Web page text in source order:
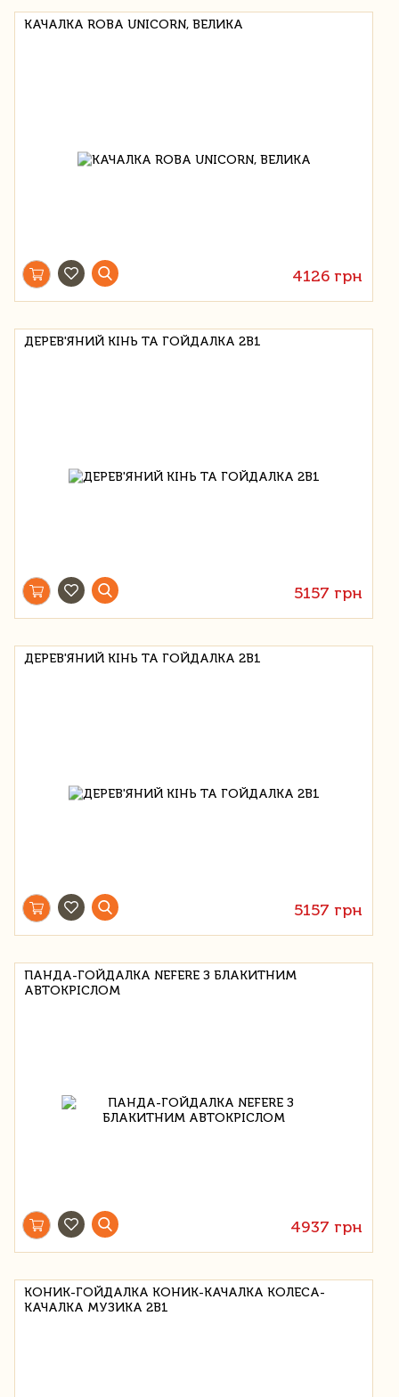
КАЧАЛКА ROBA UNICORN, ВЕЛИКА
4126 грн
ДЕРЕВ'ЯНИЙ КІНЬ ТА ГОЙДАЛКА 2В1
5157 грн
ДЕРЕВ'ЯНИЙ КІНЬ ТА ГОЙДАЛКА 2В1
5157 грн
ПАНДА-ГОЙДАЛКА NEFERE З БЛАКИТНИМ
АВТОКРІСЛОМ
4937 грн
КОНИК-ГОЙДАЛКА КОНИК-КАЧАЛКА КОЛЕСА-
КАЧАЛКА МУЗИКА 2В1